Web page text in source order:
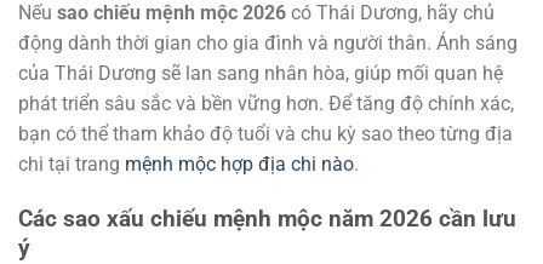
Nếu sao chiếu mệnh mộc 2026 có Thái Dương, hãy chủ
động dành thời gian cho gia đình và người thân. Ánh sáng
của Thái Dương sẽ lan sang nhân hòa, giúp mối quan hệ
phát triển sâu sắc và bền vững hơn. Để tăng độ chính xác,
bạn có thể tham khảo độ tuổi và chu kỳ sao theo từng địa
chi tại trang mệnh mộc hợp địa chi nào.
Các sao xấu chiếu mệnh mộc năm 2026 cần lưu
ý